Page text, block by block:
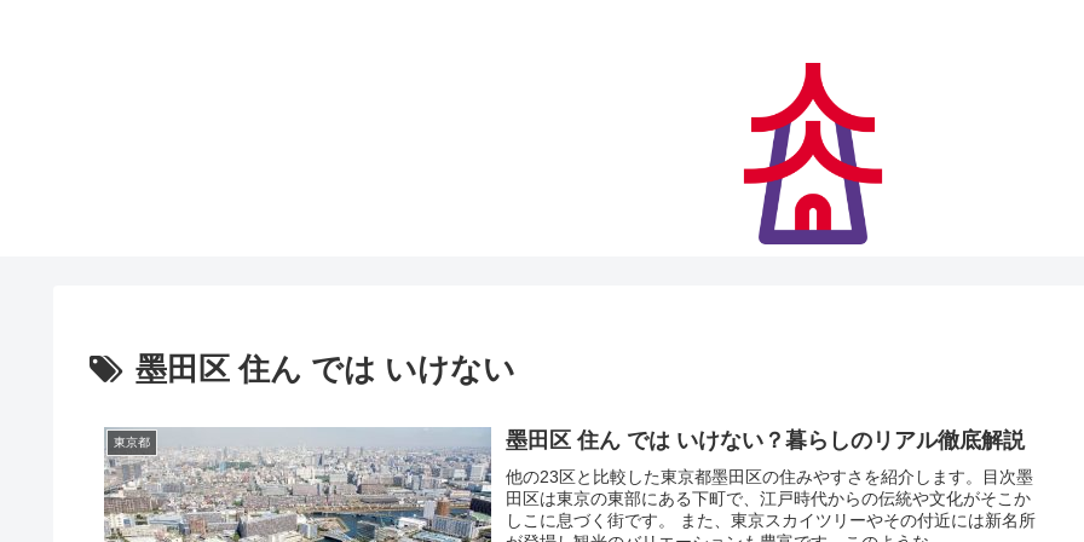
墨田区 住ん では いけない
東京都 墨田区 住ん では いけない？暮らしのリアル徹底解説
他の23区と比較した東京都墨田区の住みやすさを紹介します。目次墨
田区は東京の東部にある下町で、江戸時代からの伝統や文化がそこか
しこに息づく街です。 また、東京スカイツリーやその付近には新名所